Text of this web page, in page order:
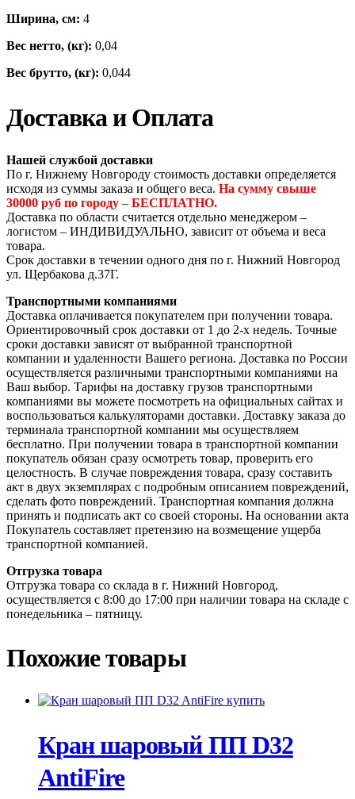
Ширина, см: 4
Вес нетто, (кг): 0,04
Вес брутто, (кг): 0,044
Доставка и Оплата
Нашей службой доставки
По г. Нижнему Новгороду стоимость доставки определяется
исходя из суммы заказа и общего веса. На сумму свыше
30000 руб по городу – БЕСПЛАТНО.
Доставка по области считается отдельно менеджером –
логистом – ИНДИВИДУАЛЬНО, зависит от объема и веса
товара.
Срок доставки в течении одного дня по г. Нижний Новгород
ул. Щербакова д.37Г.
Транспортными компаниями
Доставка оплачивается покупателем при получении товара.
Ориентировочный срок доставки от 1 до 2-х недель. Точные
сроки доставки зависят от выбранной транспортной
компании и удаленности Вашего региона. Доставка по России
осуществляется различными транспортными компаниями на
Ваш выбор. Тарифы на доставку грузов транспортными
компаниями вы можете посмотреть на официальных сайтах и
воспользоваться калькуляторами доставки. Доставку заказа до
терминала транспортной компании мы осуществляем
бесплатно. При получении товара в транспортной компании
покупатель обязан сразу осмотреть товар, проверить его
целостность. В случае повреждения товара, сразу составить
акт в двух экземплярах с подробным описанием повреждений,
сделать фото повреждений. Транспортная компания должна
принять и подписать акт со своей стороны. На основании акта
Покупатель составляет претензию на возмещение ущерба
транспортной компанией.
Отгрузка товара
Отгрузка товара со склада в г. Нижний Новгород,
осуществляется с 8:00 до 17:00 при наличии товара на складе с
понедельника – пятницу.
Похожие товары
Кран шаровый ПП D32
AntiFire